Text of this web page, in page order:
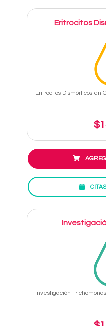
Eritrocitos
Eritrocitos Dismórficos en
Investigación Trichomonas